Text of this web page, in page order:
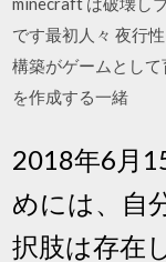
です最初人々 夜行
構築がゲームとし
を作成する一緒
2018年6月
めには、自
択肢は存在